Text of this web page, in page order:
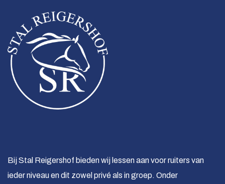
Bij Stal Reigershof bieden wij lessen aan voor ruiters van
ieder niveau en dit zowel privé als in groep. Onder